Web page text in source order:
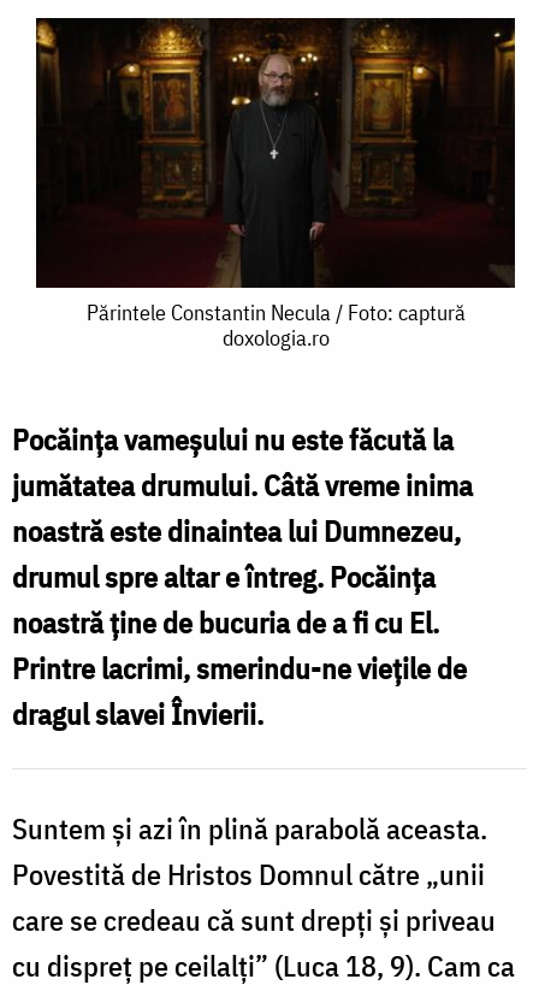
Părintele
/
Foto:
captură
doxologia.ro
Părintele Constantin Necula / Foto: captură
doxologia.ro
Pocăința vameșului nu este făcută la
jumătatea drumului. Câtă vreme inima
noastră este dinaintea lui Dumnezeu,
drumul spre altar e întreg. Pocăința
noastră ține de bucuria de a fi cu El.
Printre lacrimi, smerindu-ne viețile de
dragul slavei Învierii.
Suntem și azi în plină parabolă aceasta.
Povestită de Hristos Domnul către „unii
care se credeau că sunt drepți și priveau
cu dispreț pe ceilalți” (Luca 18, 9). Cam ca